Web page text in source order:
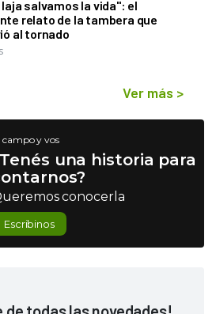
laja salvamos la vida": el
relato de la tambera que
al tornado
Ver más >
campo y vos
una historia para
conocerla
Escribinos